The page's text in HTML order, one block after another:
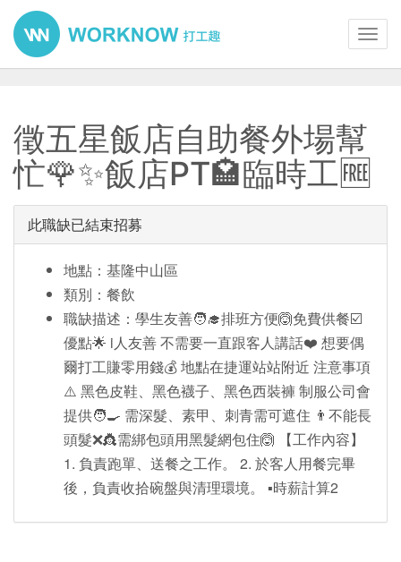
徵五星飯店自助餐外場幫
忙🌹✨飯店PT🏩臨時工🆓
此職缺已結束招募
地點：基隆中山區
類別：餐飲
職缺描述：學生友善🧑‍🎓排班方便🙆免費供餐☑️
優點🌟 i人友善 不需要一直跟客人講話❤️ 想要偶
爾打工賺零用錢💰 地點在捷運站站附近 注意事項
⚠️ 黑色皮鞋、黑色襪子、黑色西裝褲 制服公司會
提供🧑‍🍳 需深髮、素甲、刺青需可遮住 👨不能長
頭髮❌👸需綁包頭用黑髮網包住🙆 【工作內容】
1. 負責跑單、送餐之工作。 2. 於客人用餐完畢
後，負責收拾碗盤與清理環境。 ▪️時薪計算2